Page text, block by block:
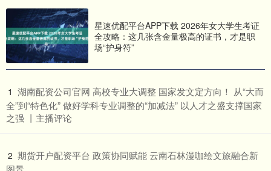
星速优配平台APP下载 2026年女大学生考证
全攻略：这几张含金量极高的证书，才是职
场“护身符”
1 ​湖南配资公司官网 高校专业大调整 国家发文定方向​！ 从“大而
全”到“特色化” 做好学科专业调整的“加减法” 以人才之盛支撑国家
之强 丨主播评论
2 ​期货开户配资平台 政策协同赋能 云南石林漫咖绘文旅融合新